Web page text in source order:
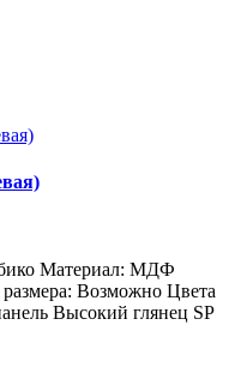
Материал: МДФ
Возможно Цвета
Высокий глянец SP